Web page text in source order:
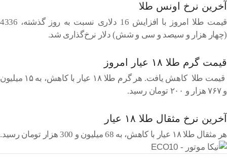
آخرین نرخ اونس طلا
قیمت طلا امروز با افزایش 16 دلاری نسبت به روز گذشته، 4336
(چهار هزار و سیصد و سی و شش) دلار نرخ‌گذاری شد.
قیمت گرم طلا ۱۸ عیار امروز
قیمت طلا کاهش یافت. هر گرم طلا ۱۸ عیار با کاهش، به ۱۵ میلیون
و ۷۶۷ هزار و ۲۰۰ تومان رسید.
آخرین نرخ مثقال طلا ۱۸ عیار
هر مثقال طلا ۱۸ عیار با کاهش، به 68 میلیون و 300 هزار تومان رسید‌.